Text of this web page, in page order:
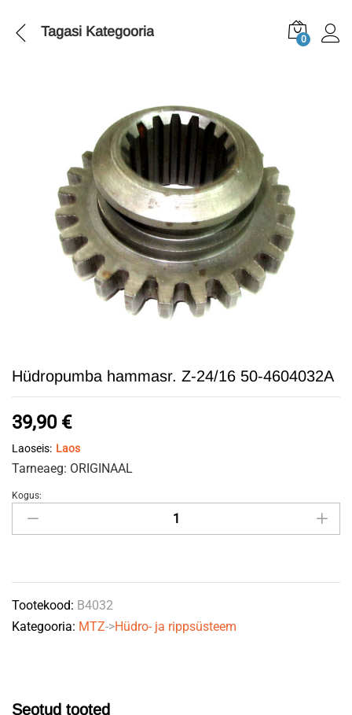
Tagasi Kategooria 0
Hüdropumba hammasr. Z-24/16 50-4604032A
39,90 €
Laoseis: Laos
Tarneaeg: ORIGINAAL
Hüdropumba
hammasr.
50-
4604032A
quantity
Kogus:
Tootekood: B4032
Kategooria: MTZ->Hüdro- ja rippsüsteem
Seotud tooted